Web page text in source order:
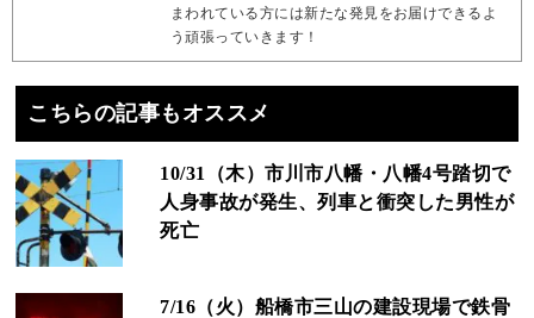
まわれている方には新たな発見をお届けできるよ
う頑張っていきます！
こちらの記事もオススメ
10/31（木）市川市八幡・八幡4号踏切で
人身事故が発生、列車と衝突した男性が
死亡
7/16（火）船橋市三山の建設現場で鉄骨